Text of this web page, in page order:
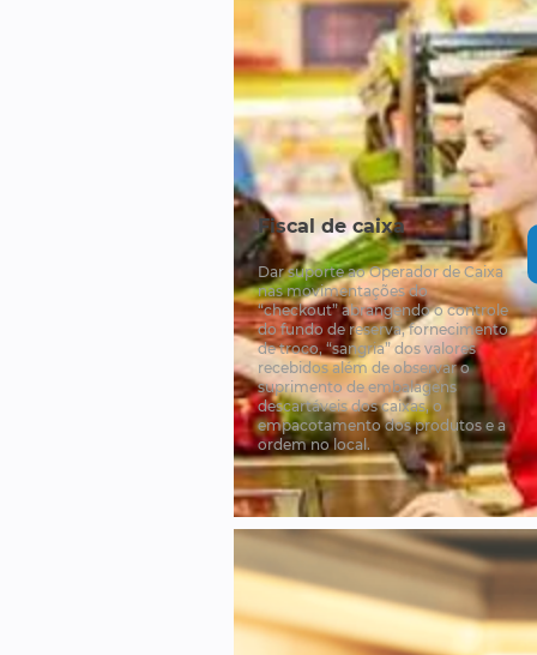
Fiscal de caixa
Dar suporte ao Operador de Caixa
nas movimentações do
“checkout” abrangendo o controle
do fundo de reserva, fornecimento
de troco, “sangria” dos valores
recebidos além de observar o
suprimento de embalagens
descartáveis dos caixas, o
empacotamento dos produtos e a
ordem no local.